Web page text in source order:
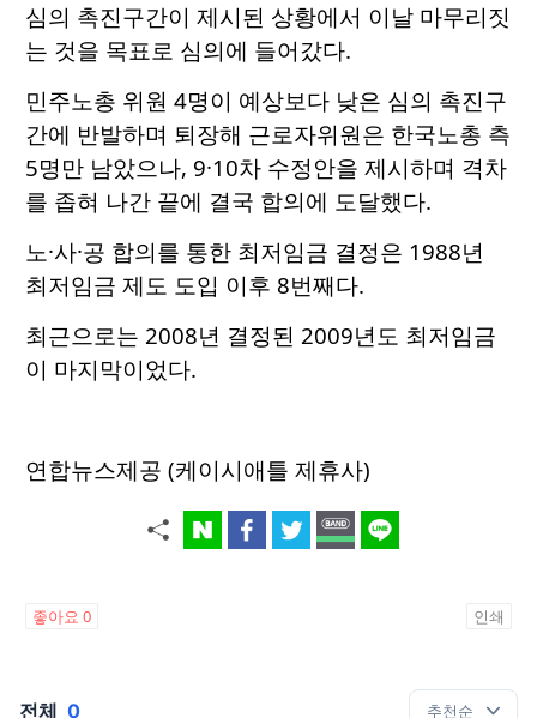
심의 촉진구간이 제시된 상황에서 이날 마무리짓
는 것을 목표로 심의에 들어갔다.
민주노총 위원 4명이 예상보다 낮은 심의 촉진구
간에 반발하며 퇴장해 근로자위원은 한국노총 측
5명만 남았으나, 9·10차 수정안을 제시하며 격차
를 좁혀 나간 끝에 결국 합의에 도달했다.
노·사·공 합의를 통한 최저임금 결정은 1988년
최저임금 제도 도입 이후 8번째다.
최근으로는 2008년 결정된 2009년도 최저임금
이 마지막이었다.
연합뉴스제공 (케이시애틀 제휴사)
좋아요 0 인쇄
전체 0